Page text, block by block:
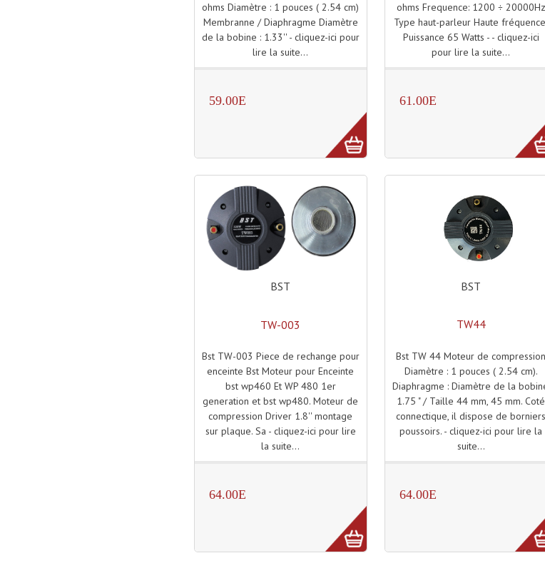
ohms Diamètre : 1 pouces ( 2.54 cm)
Membranne / Diaphragme Diamètre
de la bobine : 1.33'' - cliquez-ici pour
lire la suite...
59.00E
ohms Frequence: 1200 ÷ 20000Hz
Type haut-parleur Haute
Puissance 65 Watts - - cliquez-ici
pour lire la suite...
61.00E
BST
TW-003
Bst TW-003 Piece de rechange pour
enceinte Bst Moteur pour Enceinte
bst wp460 Et WP 480 1er
generation et bst wp480. Moteur de
compression Driver 1.8'' montage
sur plaque. Sa - cliquez-ici pour lire
la suite...
64.00E
BST
TW44
Bst TW 44 Moteur de compression
Diamètre : 1 pouces ( 2.54 cm).
Diaphragme : Diamètre de la
1.75 " / Taille 44 mm, 45 mm. Coté
connectique, il dispose de borniers
poussoirs. - cliquez-ici pour lire la
suite...
64.00E